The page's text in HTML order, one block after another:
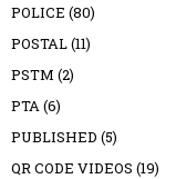
POLICE (80)
POSTAL(11)
PSTM (2)
PTA(6)
PUBLISHED (5)
QR CODE VIDEOS (19)